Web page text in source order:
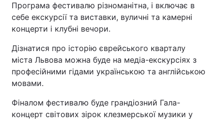
Тема оформлення
Програма фестивалю різноманітна, і включає в
себе екскурсії та виставки, вуличні та камерні
концерти і клубні вечори.
Дізнатися про історію єврейського кварталу
міста Львова можна буде на медіа-екскурсіях з
професійними гідами українською та англійською
мовами.
Фіналом фестивалю буде грандіозний Гала-
концерт світових зірок клезмерської музики у